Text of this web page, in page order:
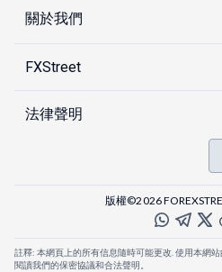
關於我們
FXStreet
法律聲明
版權©2026
註釋: 本網頁上的所有信息隨時可能更改. 使用本網
閱讀我們的保密協議和合法聲明。